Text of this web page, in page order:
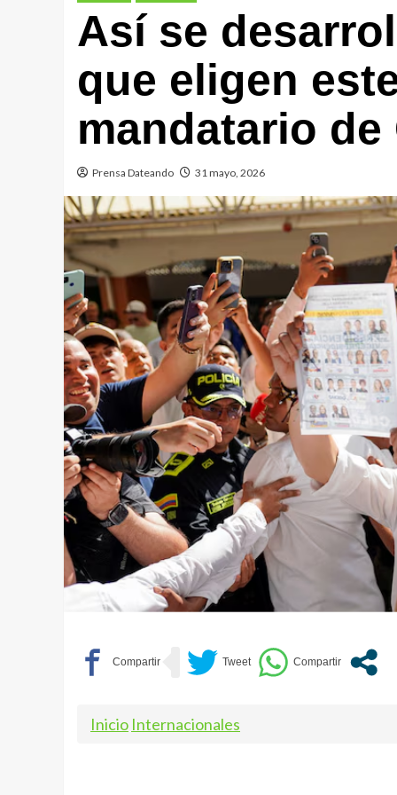
Así se
que eligen
mandatario
Prensa Dateando 31 mayo, 2026
Inicio Internacionales